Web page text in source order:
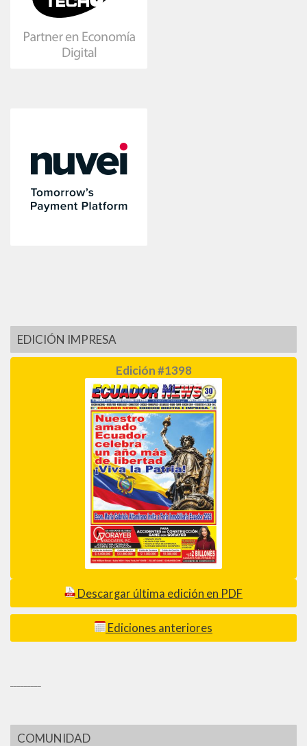
EDICIÓN IMPRESA
Edición #1398
Descargar última edición en PDF
Ediciones anteriores
COMUNIDAD